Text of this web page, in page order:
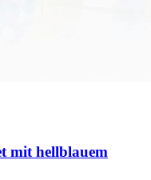
mit hellblauem